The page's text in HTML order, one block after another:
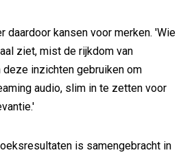
daardoor kansen voor merken. 'Wie
ziet, mist de rijkdom van
deze inzichten gebruiken om
audio, slim in te zetten voor
is samengebracht in